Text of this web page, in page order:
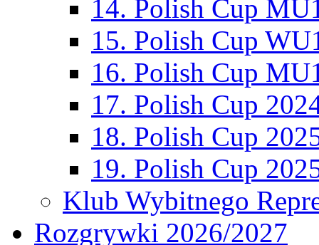
14. Polish Cup
15. Polish Cup
16. Polish Cup
17. Polish Cup
18. Polish Cup
19. Polish Cup
Klub Wybitnego
Rozgrywki 2026/2027